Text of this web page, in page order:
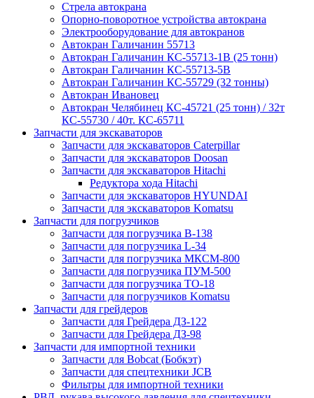
Стрела автокрана
Опорно-поворотное устройства автокрана
Электрооборудование для автокранов
Автокран Галичанин 55713
Автокран Галичанин КС-55713-1В (25 тонн)
Автокран Галичанин КС-55713-5В
Автокран Галичанин КС-55729 (32 тонны)
Автокран Ивановец
Автокран Челябинец КС-45721 (25 тонн) / 32т
КС-55730 / 40т. КС-65711
Запчасти для экскаваторов
Запчасти для экскаваторов Caterpillar
Запчасти для экскаваторов Doosan
Запчасти для экскаваторов Hitachi
Редуктора хода Hitachi
Запчасти для экскаваторов HYUNDAI
Запчасти для экскаваторов Komatsu
Запчасти для погрузчиков
Запчасти для погрузчика B-138
Запчасти для погрузчика L-34
Запчасти для погрузчика МКСМ-800
Запчасти для погрузчика ПУМ-500
Запчасти для погрузчика ТО-18
Запчасти для погрузчиков Komatsu
Запчасти для грейдеров
Запчасти для Грейдера ДЗ-122
Запчасти для Грейдера ДЗ-98
Запчасти для импортной техники
Запчасти для Bobcat (Бобкэт)
Запчасти для спецтехники JCB
Фильтры для импортной техники